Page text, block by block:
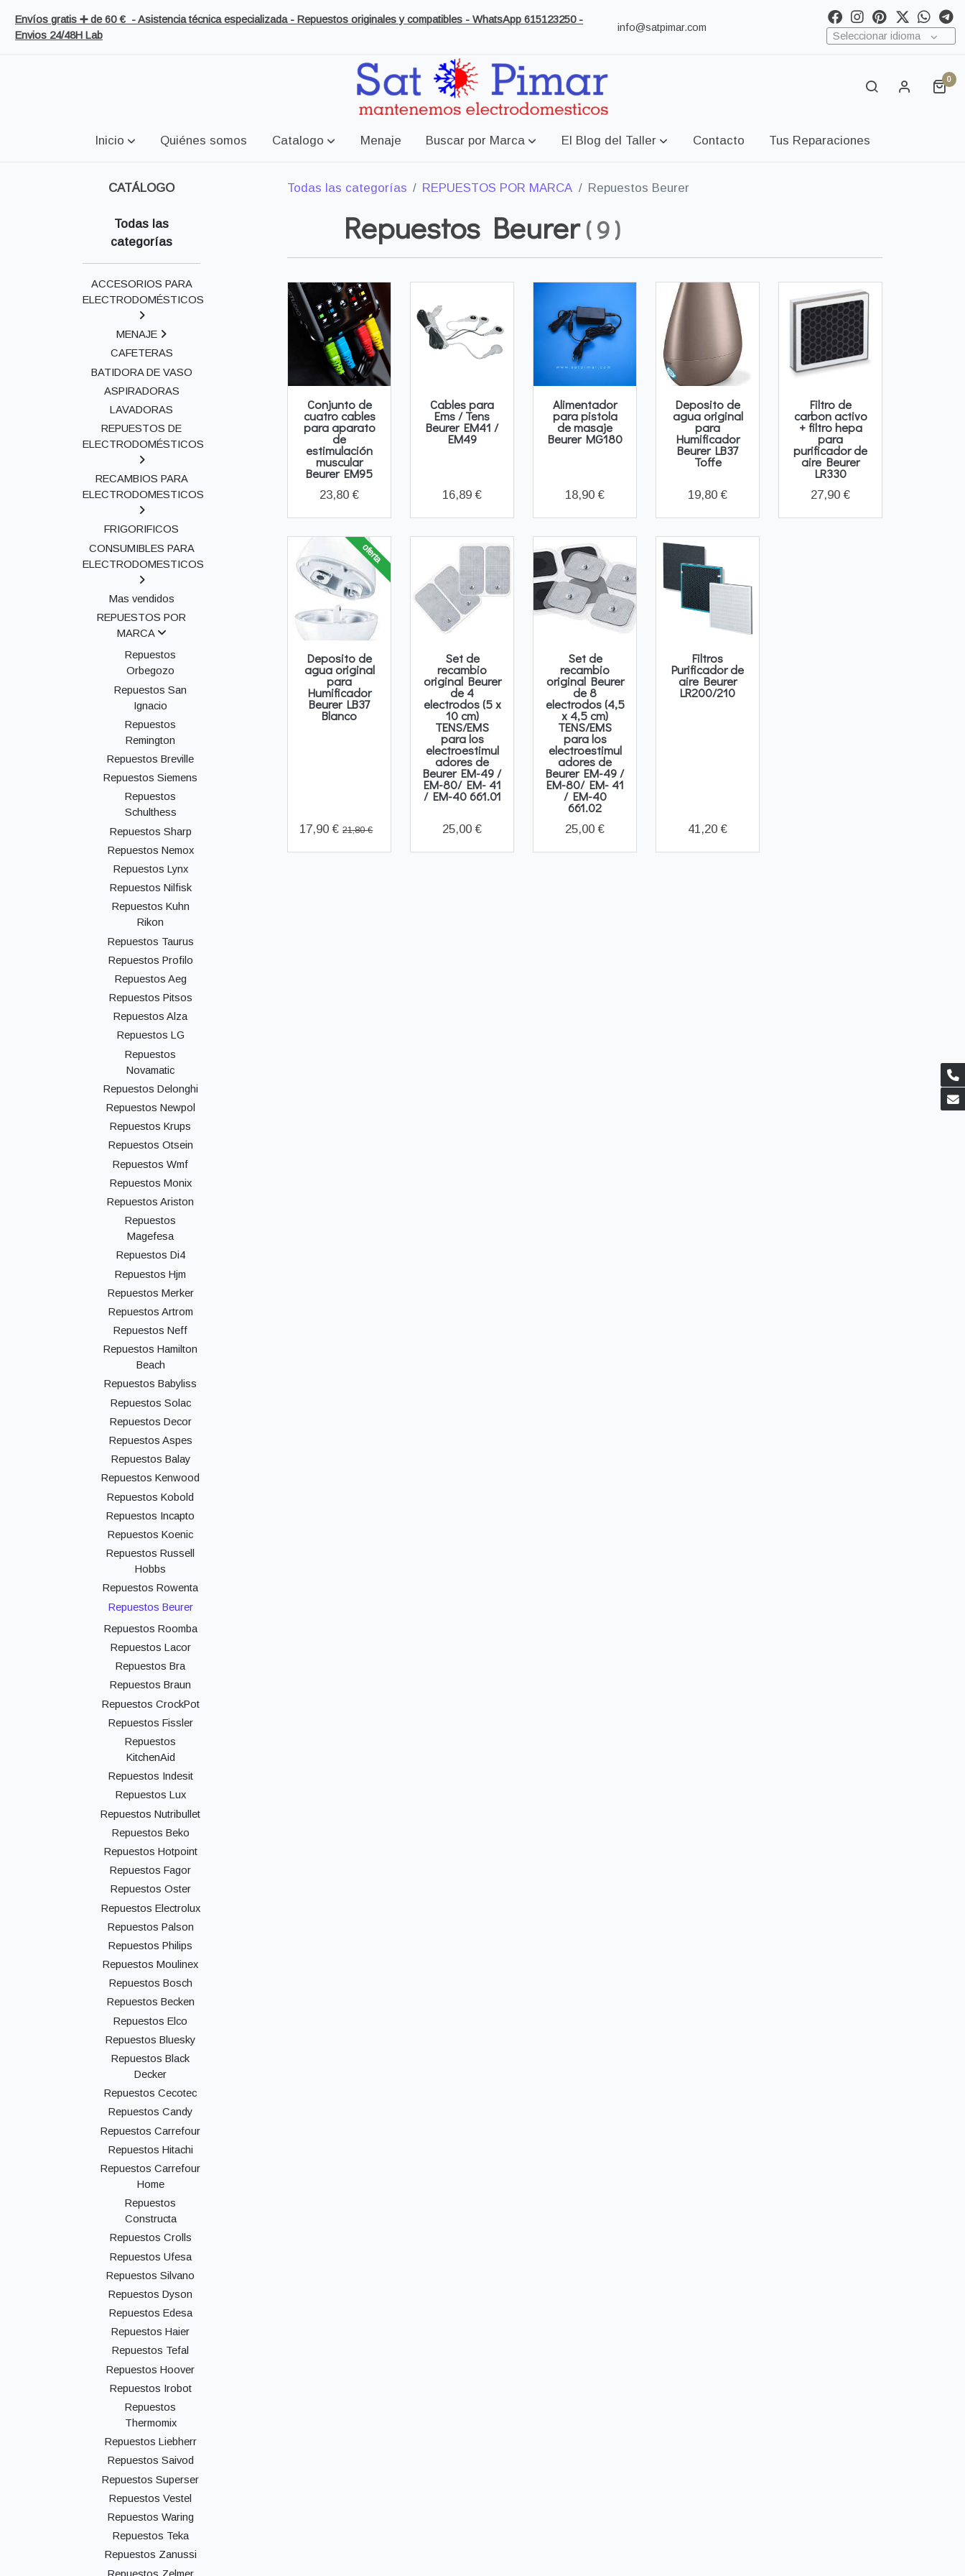
Envíos gratis ➕ de 60 € - Asistencia técnica especializada - Repuestos originales y compatibles - WhatsApp 615123250 -
Envios 24/48H Lab
info@satpimar.com
Seleccionar idioma
0
Inicio Quiénes somos Catalogo Menaje Buscar por Marca El Blog del Taller Contacto Tus Reparaciones
CATÁLOGO
Todas las
categorías
ACCESORIOS PARA
ELECTRODOMÉSTICOS
MENAJE
CAFETERAS
BATIDORA DE VASO
ASPIRADORAS
LAVADORAS
REPUESTOS DE
ELECTRODOMÉSTICOS
RECAMBIOS PARA
ELECTRODOMESTICOS
FRIGORIFICOS
CONSUMIBLES PARA
ELECTRODOMESTICOS
Mas vendidos
REPUESTOS POR
MARCA
Repuestos
Orbegozo
Repuestos San
Ignacio
Repuestos
Remington
Repuestos Breville
Repuestos Siemens
Repuestos
Schulthess
Repuestos Sharp
Repuestos Nemox
Repuestos Lynx
Repuestos Nilfisk
Repuestos Kuhn
Rikon
Repuestos Taurus
Repuestos Profilo
Repuestos Aeg
Repuestos Pitsos
Repuestos Alza
Repuestos LG
Repuestos
Novamatic
Repuestos Delonghi
Repuestos Newpol
Repuestos Krups
Repuestos Otsein
Repuestos Wmf
Repuestos Monix
Repuestos Ariston
Repuestos
Magefesa
Repuestos Di4
Repuestos Hjm
Repuestos Merker
Repuestos Artrom
Repuestos Neff
Repuestos Hamilton
Beach
Repuestos Babyliss
Repuestos Solac
Repuestos Decor
Repuestos Aspes
Repuestos Balay
Repuestos Kenwood
Repuestos Kobold
Repuestos Incapto
Repuestos Koenic
Repuestos Russell
Hobbs
Repuestos Rowenta
Repuestos Beurer
Repuestos Roomba
Repuestos Lacor
Repuestos Bra
Repuestos Braun
Repuestos CrockPot
Repuestos Fissler
Repuestos
KitchenAid
Repuestos Indesit
Repuestos Lux
Repuestos Nutribullet
Repuestos Beko
Repuestos Hotpoint
Repuestos Fagor
Repuestos Oster
Repuestos Electrolux
Repuestos Palson
Repuestos Philips
Repuestos Moulinex
Repuestos Bosch
Repuestos Becken
Repuestos Elco
Repuestos Bluesky
Repuestos Black
Decker
Repuestos Cecotec
Repuestos Candy
Repuestos Carrefour
Repuestos Hitachi
Repuestos Carrefour
Home
Repuestos
Constructa
Repuestos Crolls
Repuestos Ufesa
Repuestos Silvano
Repuestos Dyson
Repuestos Edesa
Repuestos Haier
Repuestos Tefal
Repuestos Hoover
Repuestos Irobot
Repuestos
Thermomix
Repuestos Liebherr
Repuestos Saivod
Repuestos Superser
Repuestos Vestel
Repuestos Waring
Repuestos Teka
Repuestos Zanussi
Repuestos Zelmer
Todas las categorías REPUESTOS POR MARCA Repuestos Beurer
Repuestos Beurer(9)
Conjunto de
cuatro cables
para aparato
de
estimulación
muscular
Beurer EM95
23,80 €
Cables para
Ems / Tens
Beurer EM41 /
EM49
16,89 €
Alimentador
para pistola
de masaje
Beurer MG180
18,90 €
Deposito de
agua original
para
Humificador
Beurer LB37
Toffe
19,80 €
Filtro de
carbon activo
+ filtro hepa
para
purificador de
aire Beurer
LR330
27,90 €
Deposito de
agua original
para
Humificador
Beurer LB37
Blanco
17,90 €21,80 €
oferta
Set de
recambio
original Beurer
de 4
electrodos (5 x
10 cm)
TENS/EMS
para los
electroestimul
adores de
Beurer EM-49 /
EM-80/ EM- 41
/ EM-40 661.01
25,00 €
Set de
recambio
original Beurer
de 8
electrodos (4,5
x 4,5 cm)
TENS/EMS
para los
electroestimul
adores de
Beurer EM-49 /
EM-80/ EM- 41
/ EM-40
661.02
25,00 €
Filtros
Purificador de
aire Beurer
LR200/210
41,20 €